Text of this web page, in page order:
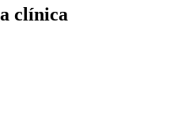
clínica